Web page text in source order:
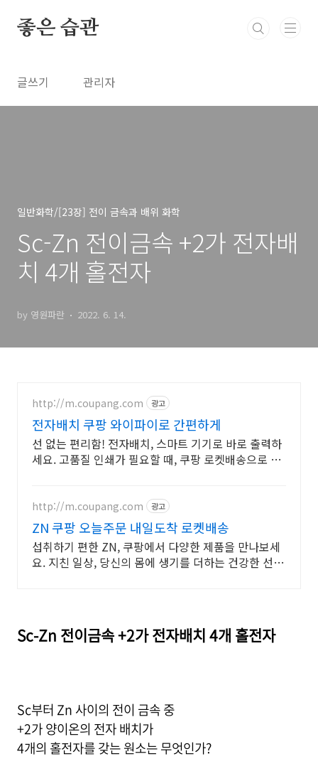
좋은 습관
글쓰기 관리자
일반화학/[23장] 전이 금속과 배위 화학
Sc-Zn 전이금속 +2가 전자배
치 4개 홀전자
by 영원파란 2022. 6. 14.
http://m.coupang.com 광고
전자배치 쿠팡 와이파이로 간편하게
선 없는 편리함! 전자배치, 스마트 기기로 바로 출력하
세요. 고품질 인쇄가 필요할 때, 쿠팡 로켓배송으로 빠
http://m.coupang.com 광고
ZN 쿠팡 오늘주문 내일도착 로켓배송
섭취하기 편한 ZN, 쿠팡에서 다양한 제품을 만나보세
요. 지친 일상, 당신의 몸에 생기를 더하는 건강한 선택
Sc-Zn 전이금속 +2가 전자배치 4개 홀전자
Sc부터 Zn 사이의 전이 금속 중
+2가 양이온의 전자 배치가
4개의 홀전자를 갖는 원소는 무엇인가?